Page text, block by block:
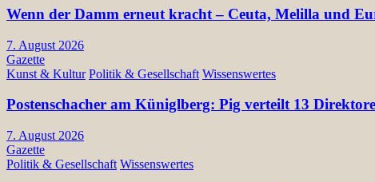
Wenn der Damm erneut kracht – Ceuta, Melilla und
7. August 2026
Gazette
Kunst & Kultur Politik & Gesellschaft Wissenswertes
Postenschacher am Küniglberg: Pig verteilt 13
7. August 2026
Gazette
Politik & Gesellschaft Wissenswertes